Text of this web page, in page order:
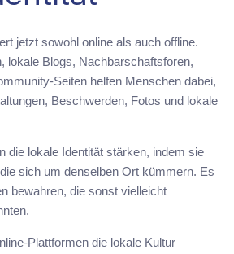
jetzt sowohl online als auch offline.
lokale Blogs, Nachbarschaftsforen,
Seiten helfen Menschen dabei,
Beschwerden, Fotos und lokale
die lokale Identität stärken, indem sie
sich um denselben Ort kümmern. Es
bewahren, die sonst vielleicht
Plattformen die lokale Kultur